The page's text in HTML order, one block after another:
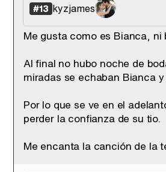
#13 kyzjames
Me gusta como es Bianca, ni
Al final no hubo noche de
miradas se echaban Bianca y
Por lo que se ve en el
perder la confianza de su tio.
Me encanta la canción de la